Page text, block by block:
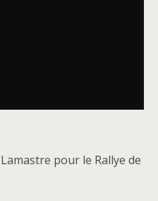
pour le Rallye de